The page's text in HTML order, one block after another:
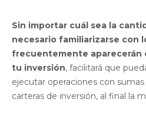
Sin importar cuál sea la
necesario familiarizarse con
frecuentemente aparecerán
tu inversión, facilitará que
ejecutar operaciones con
carteras de inversión, al final la